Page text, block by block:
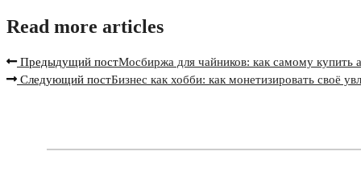
Read more articles
Предыдущий постМосбиржа для чайников: как самому купить
Следующий постБизнес как хобби: как монетизировать своё